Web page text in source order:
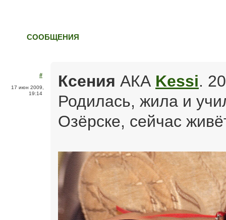
СООБЩЕНИЯ
#
17 июн 2009,
19:14
Ксения АКА Kessi.
Родилась, жила и
Озёрске, сейчас